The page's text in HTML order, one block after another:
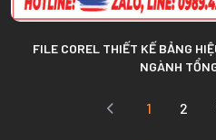
FILE COREL THIẾT KẾ BẢNG
NGÀNH
1 2